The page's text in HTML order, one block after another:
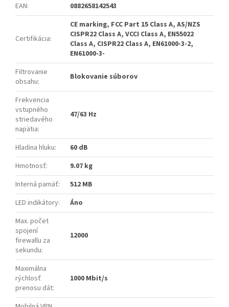
EAN: 0882658142543
Certifikácia:
CE marking, FCC Part 15 Class A, AS/NZS
CISPR22 Class A, VCCI Class A, EN55022
Class A, CISPR22 Class A, EN61000-3-2,
EN61000-3-
Filtrovanie
obsahu: Blokovanie súborov
Frekvencia
vstupného
striedavého
napätia:
47/63 Hz
Hladina hluku:
60 dB
Hmotnosť:
9.07 kg
Interná pamäť:
512 MB
LED indikátory:
Áno
Max. počet
spojení
firewallu za
sekundu:
12000
Maximálna
rýchlosť
prenosu dát:
1000 Mbit/s